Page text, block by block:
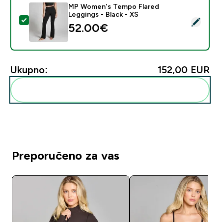
Odaberi ovaj proizvod - MP Women's Tempo Flared
MP Women's Tempo Flared
Leggings - Black - XS
52.00€‎
Ukupno: 152,00 EUR‎
Preporučeno za vas